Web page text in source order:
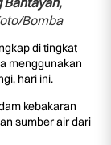
Bomba
di tingkat
menggunakan
hari ini.
kebakaran
sumber air dari